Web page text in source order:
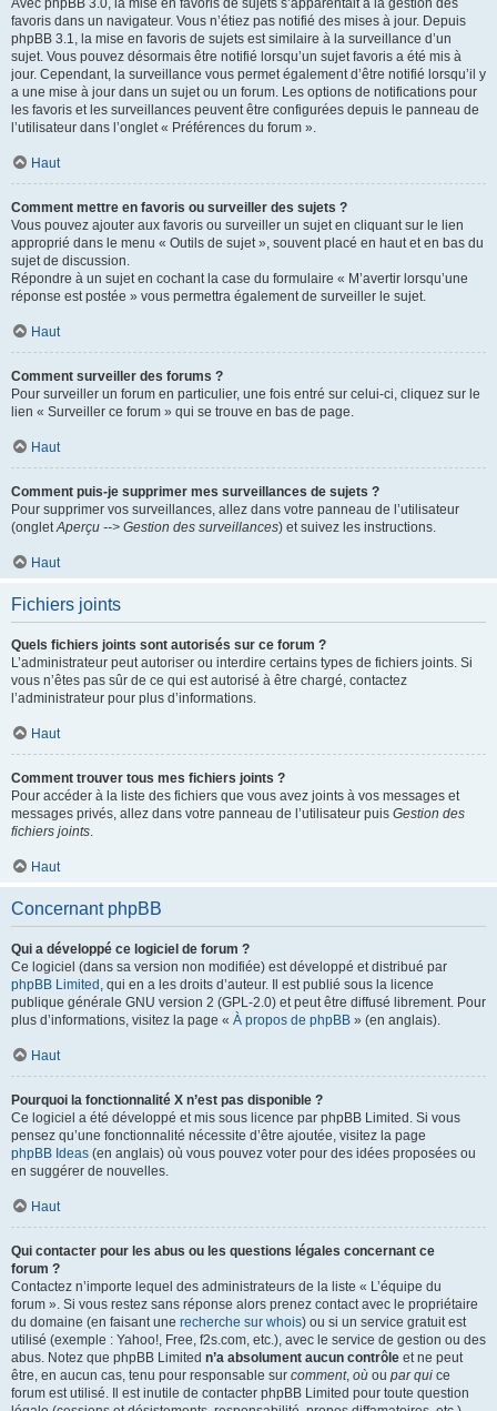
Avec phpBB 3.0, la mise en favoris de sujets s’apparentait à la gestion des
favoris dans un navigateur. Vous n’étiez pas notifié des mises à jour. Depuis
phpBB 3.1, la mise en favoris de sujets est similaire à la surveillance d’un
sujet. Vous pouvez désormais être notifié lorsqu’un sujet favoris a été mis à
jour. Cependant, la surveillance vous permet également d’être notifié lorsqu’il y
a une mise à jour dans un sujet ou un forum. Les options de notifications pour
les favoris et les surveillances peuvent être configurées depuis le panneau de
l’utilisateur dans l’onglet « Préférences du forum ».
Haut
Comment mettre en favoris ou surveiller des sujets ?
Vous pouvez ajouter aux favoris ou surveiller un sujet en cliquant sur le lien
approprié dans le menu « Outils de sujet », souvent placé en haut et en bas du
sujet de discussion.
Répondre à un sujet en cochant la case du formulaire « M’avertir lorsqu’une
réponse est postée » vous permettra également de surveiller le sujet.
Haut
Comment surveiller des forums ?
Pour surveiller un forum en particulier, une fois entré sur celui-ci, cliquez sur le
lien « Surveiller ce forum » qui se trouve en bas de page.
Haut
Comment puis-je supprimer mes surveillances de sujets ?
Pour supprimer vos surveillances, allez dans votre panneau de l’utilisateur
(ongletAperçu --> Gestion des surveillances) et suivez les instructions.
Haut
Fichiers joints
Quels fichiers joints sont autorisés sur ce forum ?
L’administrateur peut autoriser ou interdire certains types de fichiers joints. Si
vous n’êtes pas sûr de ce qui est autorisé à être chargé, contactez
l’administrateur pour plus d’informations.
Haut
Comment trouver tous mes fichiers joints ?
Pour accéder à la liste des fichiers que vous avez joints à vos messages et
messages privés, allez dans votre panneau de l’utilisateur puis Gestion des
fichiers joints.
Haut
Concernant phpBB
Qui a développé ce logiciel de forum ?
Ce logiciel (dans sa version non modifiée) est développé et distribué par
phpBB Limited , qui en a les droits d’auteur. Il est publié sous la licence
publique générale GNU version 2 (GPL-2.0) et peut être diffusé librement. Pour
plus d’informations, visitez la page « À propos de phpBB » (en anglais).
Haut
Pourquoi la fonctionnalité X n’est pas disponible ?
Ce logiciel a été développé et mis sous licence par phpBB Limited. Si vous
pensez qu’une fonctionnalité nécessite d’être ajoutée, visitez la page
phpBB Ideas (en anglais) où vous pouvez voter pour des idées proposées ou
en suggérer de nouvelles.
Haut
Qui contacter pour les abus ou les questions légales concernant ce
forum ?
Contactez n’importe lequel des administrateurs de la liste « L’équipe du
forum ». Si vous restez sans réponse alors prenez contact avec le propriétaire
du domaine (en faisant une recherche sur whois) ou si un service gratuit est
utilisé (exemple : Yahoo!, Free, f2s.com, etc.), avec le service de gestion ou des
abus. Notez que phpBB Limited n’a absolument aucun contrôle et ne peut
être, en aucun cas, tenu pour responsable sur comment, où ou par qui ce
forum est utilisé. Il est inutile de contacter phpBB Limited pour toute question